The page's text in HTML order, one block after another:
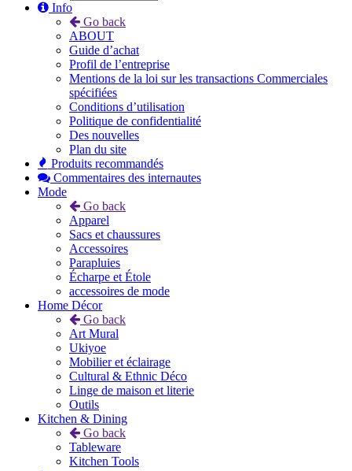
Info
Go back
ABOUT
Guide d’achat
Profil de l’entreprise
Mentions de la loi sur les transactions Commerciales
spécifiées
Conditions d’utilisation
Politique de confidentialité
Des nouvelles
Plan du site
Produits recommandés
Commentaires des internautes
Mode
Go back
Apparel
Sacs et chaussures
Accessoires
Parapluies
Écharpe et Étole
accessoires de mode
Home Décor
Go back
Art Mural
Ukiyoe
Mobilier et éclairage
Cultural & Ethnic Déco
Linge de maison et literie
Outils
Kitchen & Dining
Go back
Tableware
Kitchen Tools